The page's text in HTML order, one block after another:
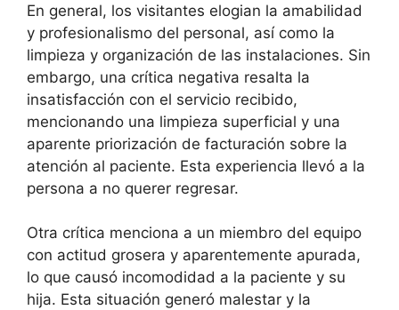
En general, los visitantes elogian la amabilidad
y profesionalismo del personal, así como la
limpieza y organización de las instalaciones. Sin
embargo, una crítica negativa resalta la
insatisfacción con el servicio recibido,
mencionando una limpieza superficial y una
aparente priorización de facturación sobre la
atención al paciente. Esta experiencia llevó a la
persona a no querer regresar.
Otra crítica menciona a un miembro del equipo
con actitud grosera y aparentemente apurada,
lo que causó incomodidad a la paciente y su
hija. Esta situación generó malestar y la